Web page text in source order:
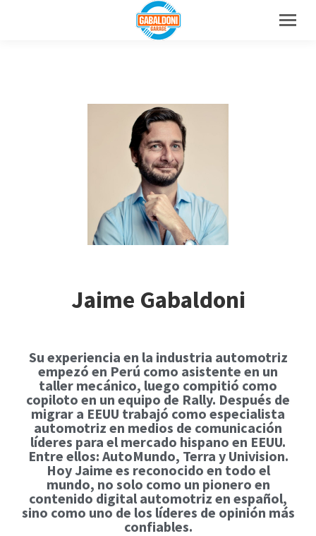
Jaime Gabaldoni
Su experiencia en la industria automotriz
empezó en Perú como asistente en un
taller mecánico, luego compitió como
copiloto en un equipo de Rally. Después de
migrar a EEUU trabajó como especialista
automotriz en medios de comunicación
líderes para el mercado hispano en EEUU.
Entre ellos: AutoMundo, Terra y Univision.
Hoy Jaime es reconocido en todo el
mundo, no solo como un pionero en
contenido digital automotriz en español,
sino como uno de los líderes de opinión más
confiables.